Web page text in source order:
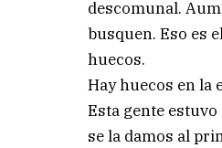
descomunal.
busquen. Eso es
huecos.
Hay huecos en la
Esta gente
se la damos al